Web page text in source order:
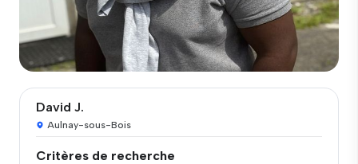
David J.
Aulnay-sous-Bois
Critères de recherche